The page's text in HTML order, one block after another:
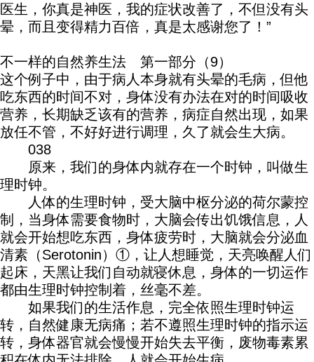
医生，你真是神医，我的症状改善了，不但没有头
晕，而且变得精力百倍，真是太感谢您了！”
不一样的自然养生法 第一部分（9）
这个例子中，由于病人本身就有头晕的毛病，但他
吃东西的时间不对，身体没有办法在对的时间吸收
营养，长期缺乏该有的营养，病症自然出现，如果
放任不管，不好好进行调理，久了就会生大病。
038
原来，我们的身体内就存在一个时钟，叫做生
理时钟。
人体的生理时钟，受大脑中枢分泌的荷尔蒙控
制，当身体需要食物时，大脑会传出饥饿信息，人
就会开始想吃东西，身体疲劳时，大脑就会分泌血
清素（Serotonin）①，让人想睡觉，天亮唤醒人们
起床，天黑让我们自动就寝休息，身体的一切运作
都由生理时钟控制着，丝毫不差。
如果我们的生活作息，完全依照生理时钟运
转，自然健康无病痛；若不遵照生理时钟的指示运
转，身体器官就会慢慢开始失去平衡，废物毒素累